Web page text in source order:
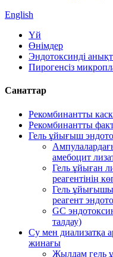
English
Үй
Өнімдер
Эндотоксинді
Пирогенсіз
Санаттар
Рекомбинантты
Рекомбинантты
Гель ұйығыш
амебоцит
Гель ұйыған
реагентінің
Гель ұйығышы
реагент
GC
талдау)
Су мен диализатқа
жинағы
Жылдам гель